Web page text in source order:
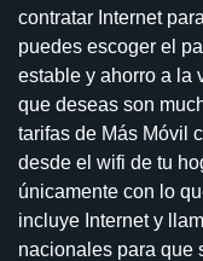
contratar Internet
puedes escoger el
estable y ahorro a la
que deseas son
tarifas de Más Móvil
desde el wifi de tu
únicamente con lo
incluye Internet y
nacionales para que